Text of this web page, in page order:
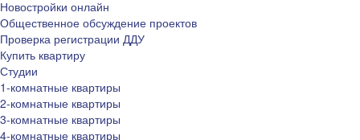
Новостройки онлайн
Общественное обсуждение проектов
Проверка регистрации ДДУ
Купить квартиру
Студии
1-комнатные квартиры
2-комнатные квартиры
3-комнатные квартиры
4-комнатные квартиры